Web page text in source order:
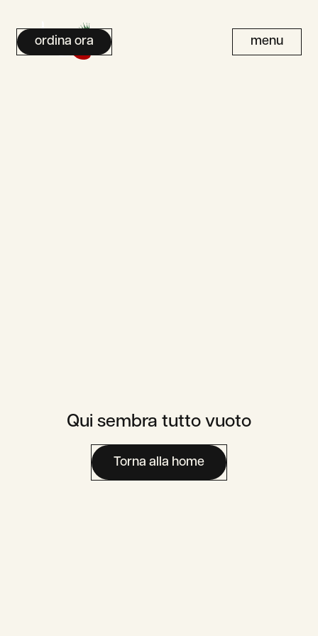
ordina ora menu
Carriera
Area Media
Contatti
Area Utente
Qui sembra tutto vuoto
Torna alla home